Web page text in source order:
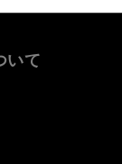
いて